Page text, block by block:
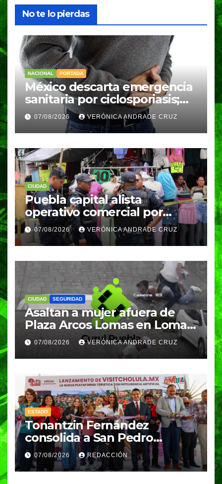
No te lo pierdas
NACIONAL PORTADA
México descarta emergencia
sanitaria por ciclosporiasis;
reportan 33 casos en dos
meses
07/08/2026 VERÓNICA ANDRADE CRUZ
CIUDAD
Puebla capital alista
operativo comercial por
fiestas patrias y regreso a
clases
07/08/2026 VERÓNICA ANDRADE CRUZ
CIUDAD SEGURIDAD
Asaltan a mujer afuera de
Plaza Arcos Lomas en Lomas
de Angelópolis; delincuentes
huyeron en auto
07/08/2026 VERÓNICA ANDRADE CRUZ
ESTADO
Tonantzin Fernández
consolida a San Pedro
Cholula como referente en
turismo inteligente
07/08/2026 REDACCIÓN